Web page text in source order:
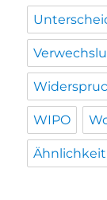
WIPO
Ähnlichkeit